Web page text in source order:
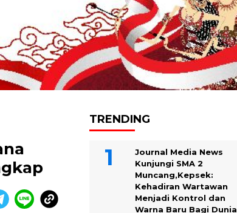
TRENDING
Journal Media News
Kunjungi SMA 2
Muncang,Kepsek:
Kehadiran Wartawan
Menjadi Kontrol dan
Warna Baru Bagi Dunia